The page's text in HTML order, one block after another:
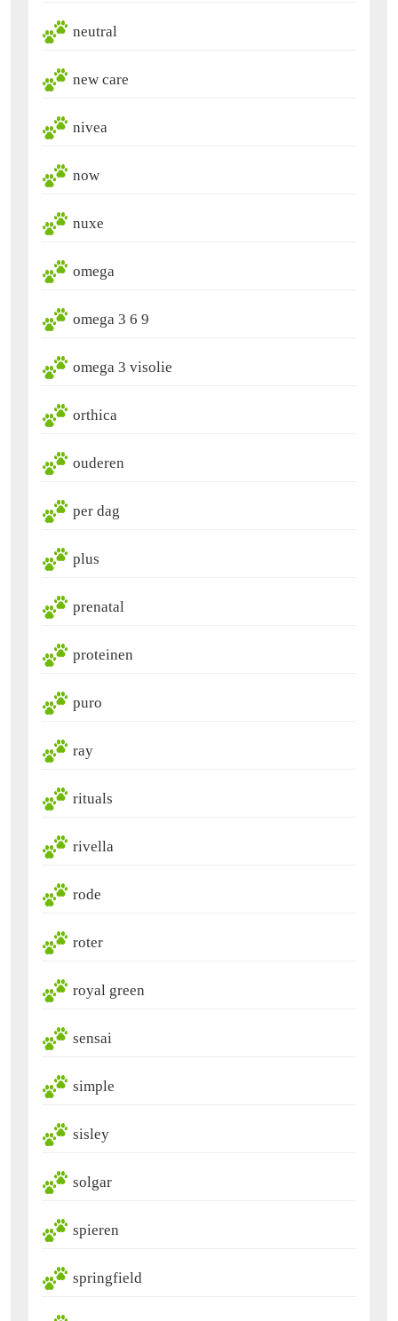
neutral
new care
nivea
now
nuxe
omega
omega 3 6 9
omega 3 visolie
orthica
ouderen
per dag
plus
prenatal
proteinen
puro
ray
rituals
rivella
rode
roter
royal green
sensai
simple
sisley
solgar
spieren
springfield